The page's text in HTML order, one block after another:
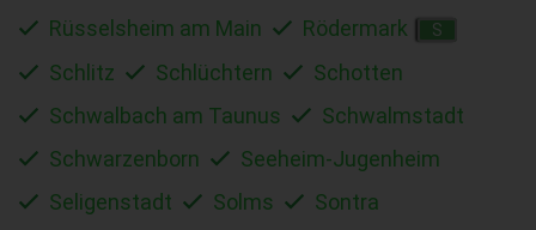
Rüsselsheim am Main
Rödermark S
Schlitz Schlüchtern
Schotten
Schwalbach am Taunus
Schwalmstadt
Schwarzenborn
Seeheim-Jugenheim
Seligenstadt
Solms
Sontra